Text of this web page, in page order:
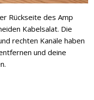
Rückseite des Amp
Kabelsalat. Die
rechten Kanäle haben
und deine